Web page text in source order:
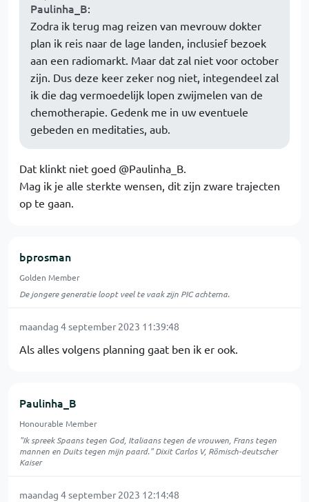
Paulinha_B:
Zodra ik terug mag reizen van mevrouw dokter
plan ik reis naar de lage landen, inclusief bezoek
aan een radiomarkt. Maar dat zal niet voor october
zijn. Dus deze keer zeker nog niet, integendeel zal
ik die dag vermoedelijk lopen zwijmelen van de
chemotherapie. Gedenk me in uw eventuele
gebeden en meditaties, aub.
Dat klinkt niet goed @Paulinha_B.
Mag ik je alle sterkte wensen, dit zijn zware trajecten
op te gaan.
bprosman
Golden Member
De jongere generatie loopt veel te vaak zijn PIC achterna.
maandag 4 september 2023 11:39:48
Als alles volgens planning gaat ben ik er ook.
Paulinha_B
Honourable Member
"Ik spreek Spaans tegen God, Italiaans tegen de vrouwen, Frans tegen
mannen en Duits tegen mijn paard." Dixit Carlos V, Römisch-deutscher
Kaiser
maandag 4 september 2023 12:14:48